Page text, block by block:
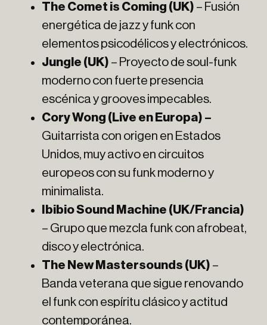
The Comet is Coming (UK) – Fusión
energética de jazz y funk con
elementos psicodélicos y electrónicos.
Jungle (UK) – Proyecto de soul-funk
moderno con fuerte presencia
escénica y grooves impecables.
Cory Wong (Live en Europa) –
Guitarrista con origen en Estados
Unidos, muy activo en circuitos
europeos con su funk moderno y
minimalista.
Ibibio Sound Machine (UK/Francia)
– Grupo que mezcla funk con afrobeat,
disco y electrónica.
The New Mastersounds (UK) –
Banda veterana que sigue renovando
el funk con espíritu clásico y actitud
contemporánea.